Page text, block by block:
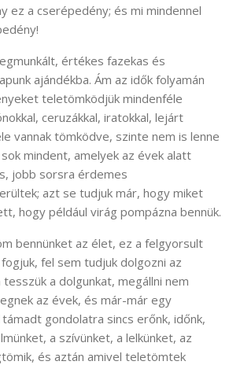
ez a cserépedény; és mi mindennel
értékes fazekas és
ajándékba. Ám az idők folyamán
teletömködjük mindenféle
ceruzákkal, iratokkal, lejárt
vannak tömködve, szinte nem is lenne
mindent, amelyek az évek alatt
jobb sorsra érdemes
azt se tudjuk már, hogy miket
hogy például virág pompázna bennük.
bennünket az élet, ez a felgyorsult
fel sem tudjuk dolgozni az
a dolgunkat, megállni nem
az évek, és már-már egy
gondolatra sincs erőnk, időnk,
a szívünket, a lelkünket, az
és aztán amivel teletömtek